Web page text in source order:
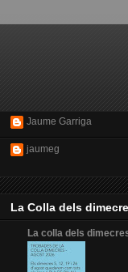
Jaume Garriga
jaumeg
La Colla dels
La colla dels